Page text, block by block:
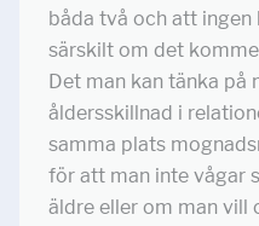
båda två och att ingen
särskilt om det
Det man kan tänka på
åldersskillnad i
samma plats
för att man inte vågar
äldre eller om man vill